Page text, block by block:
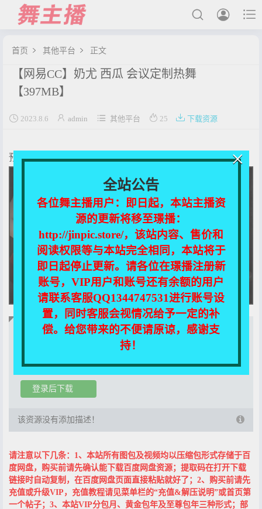



最新发布
主播合集
用户中心
会员登陆
首页  其他平台  正文
【网易CC】奶尤 西瓜 会议定制热舞
【397MB】
 2023.8.6  admin  其他平台  25  下载资源
预览图：
当前页面关联资源下载!
VIP用户可免费下载！
登录后下载
该资源没有添加描述！
请注意以下几条：1、本站所有图包及视频均以压缩包形式存储于百
度网盘，购买前请先确认能下载百度网盘资源；提取码在打开下载
链接时自动复制，在百度网盘页面直接粘贴就好了；2、购买前请先
充值或升级VIP，充值教程请见菜单栏的“充值&解压说明”或首页第
一个帖子；3、本站VIP分包月、黄金包年及至尊包年三种形式；部
全站公告
各位舞主播用户：即日起，本站主播资
源的更新将移至璟播：
http://jinpic.store/，该站内容、售价和
阅读权限等与本站完全相同，本站将于
即日起停止更新。请各位在璟播注册新
账号，VIP用户和账号还有余额的用户
请联系客服QQ1344747531进行账号设
置，同时客服会视情况给予一定的补
偿。给您带来的不便请原谅，感谢支
持！
×